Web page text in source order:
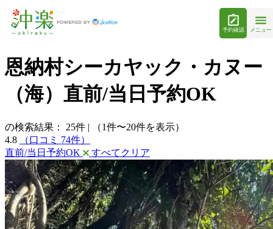
予約確認 メニュー
恩納村シーカヤック・カヌー
（海）直前/当日予約OK
の検索結果： 25件 |
（1件〜20件を表示）
4.8
（口コミ 74件）
直前/当日予約OK
すべてクリア